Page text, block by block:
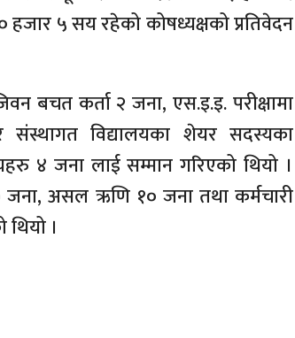
५ सय रहेको कोषध्यक्षको प्रतिवेदन
बचत कर्ता २ जना, एस.इ.इ. परीक्षामा
विद्यालयका शेयर सदस्यका
४ जना लाई सम्मान गरिएको थियो ।
असल ऋणि १० जना तथा कर्मचारी
।